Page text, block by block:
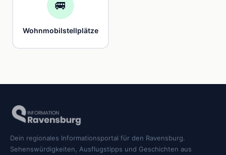
🚐
Wohnmobilstellplätze
Dein regionales Informationsportal für den Ravensburg.
Sehenswürdigkeiten, Ausflugstipps und Geschichten aus